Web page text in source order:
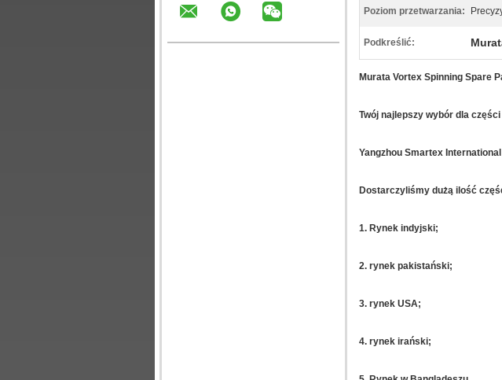
Poziom przetwarzania:
Podkreślić:
Murata Vortex Spinning Spare
Twój najlepszy wybór dla części
Yangzhou Smartex
Dostarczyliśmy dużą ilość
1. Rynek indyjski;
2. rynek pakistański;
3. rynek USA;
4. rynek irański;